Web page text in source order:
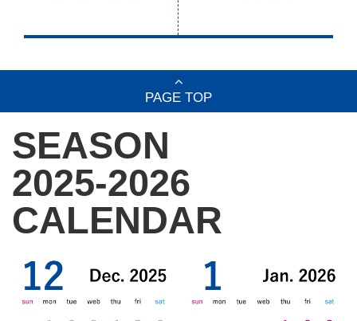
PAGE TOP
SEASON
2025-2026
CALENDAR